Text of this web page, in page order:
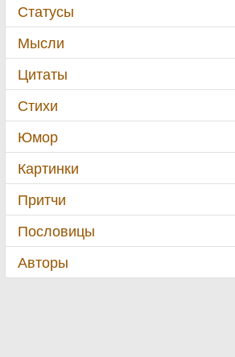
Статусы
Мысли
Цитаты
Стихи
Юмор
Картинки
Притчи
Пословицы
Авторы